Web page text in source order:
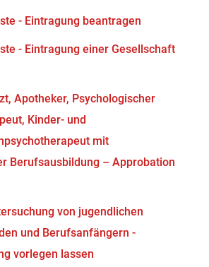
- Eintragung beantragen
- Eintragung einer Gesellschaft
Apotheker, Psychologischer
Kinder- und
mit
Berufsausbildung – Approbation
von jugendlichen
und Berufsanfängern -
vorlegen lassen